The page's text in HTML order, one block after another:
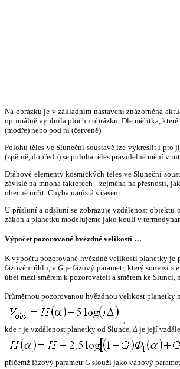
Na obrázku je v základním nastavení znázorněna
optimálně vyplnila plochu obrázku. Dle měřítka,
(modře) nebo pod ní (červeně).
Polohu těles ve Sluneční soustavě lze vykreslit i pro
(zpětně, dopředu) se poloha těles pravidelně mění v
Dráhové elementy kosmických těles ve Sluneční
závislé na mnoha faktorech - zejména na přesnosti,
obecně určit. Chyba narůstá s časem.
U přísluní a odsluní se zobrazuje vzdálenost objektu
zákon a planetku modelujeme jako kouli v
Výpočet pozorované hvězdné velikosti …
K výpočtu pozorované hvězdné velikosti planetky je
fázovém úhlu, a Gje fázový parametr, který souvisí s
úhel mezi směrem k pozorovateli a směrem ke
Průměrnou pozorovanou hvězdnou velikost planetky
,
kde r je vzdálenost planetky od Slunce,Δ je její
přičemž fázový parametrG slouží jako váhový